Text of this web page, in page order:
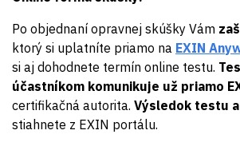
Po objednaní opravnej skúšky Vám
ktorý si uplatníte priamo na EXIN
si aj dohodnete termín online testu.
účastníkom komunikuje už priamo
certifikačná autorita. Výsledok testu
stiahnete z EXIN portálu.